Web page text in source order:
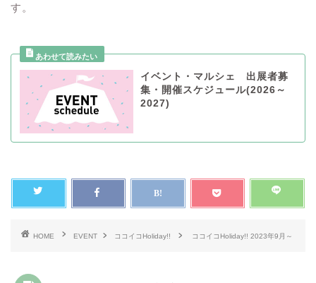
す。
イベント・マルシェ 出展者募
集・開催スケジュール(2026～
2027)
HOME EVENT ココイコHoliday!! ココイコHoliday!! 2023年9月～